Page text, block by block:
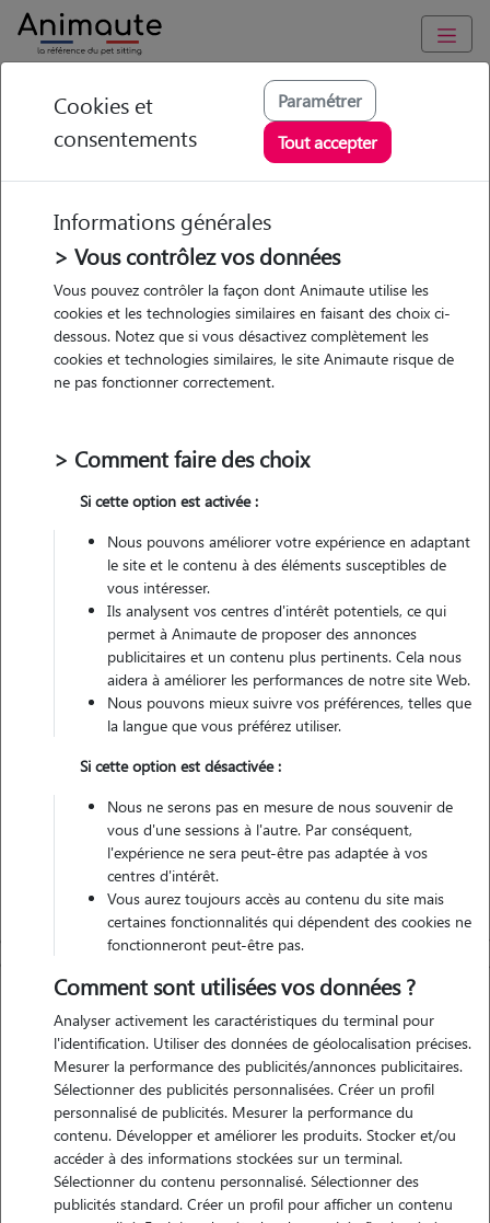
Animaute Hauts-de-France / Wavrin
Elodie - Petsitter à
Wavrin
5/5 (15 avis)
• 35 ans
chez le Pet Sitter
2 animaux Maison
Véhiculé
Gardes réalisées
Contacter
L'envoi d'une demande est sans engagement
Motivation
bonjour à tous.. je suis une passionnée des animaux surtout des
Cookies et
consentements
Paramétrer
Tout accepter
Informations générales
> Vous contrôlez vos données
Vous pouvez contrôler la façon dont Animaute utilise les
cookies et les technologies similaires en faisant des choix ci-
dessous. Notez que si vous désactivez complètement les
cookies et technologies similaires, le site Animaute risque de
ne pas fonctionner correctement.
> Comment faire des choix
Si cette option est activée :
Nous pouvons améliorer votre expérience en adaptant
le site et le contenu à des éléments susceptibles de
vous intéresser.
Ils analysent vos centres d'intérêt potentiels, ce qui
permet à Animaute de proposer des annonces
publicitaires et un contenu plus pertinents. Cela nous
aidera à améliorer les performances de notre site Web.
Nous pouvons mieux suivre vos préférences, telles que
la langue que vous préférez utiliser.
Si cette option est désactivée :
Nous ne serons pas en mesure de nous souvenir de
vous d'une sessions à l'autre. Par conséquent,
l'expérience ne sera peut-être pas adaptée à vos
centres d'intérêt.
Vous aurez toujours accès au contenu du site mais
certaines fonctionnalités qui dépendent des cookies ne
fonctionneront peut-être pas.
Comment sont utilisées vos données ?
Analyser activement les caractéristiques du terminal pour
l'identification. Utiliser des données de géolocalisation précises.
Mesurer la performance des publicités/annonces publicitaires.
Sélectionner des publicités personnalisées. Créer un profil
personnalisé de publicités. Mesurer la performance du
contenu. Développer et améliorer les produits. Stocker et/ou
accéder à des informations stockées sur un terminal.
Sélectionner du contenu personnalisé. Sélectionner des
publicités standard. Créer un profil pour afficher un contenu